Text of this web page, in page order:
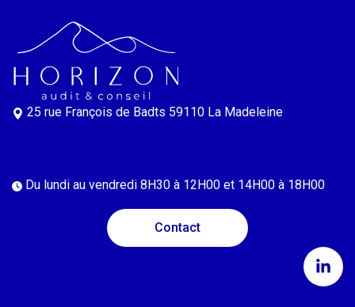
25 rue François de Badts 59110 La Madeleine
Du lundi au vendredi 8H30 à 12H00 et 14H00 à 18H00
Contact